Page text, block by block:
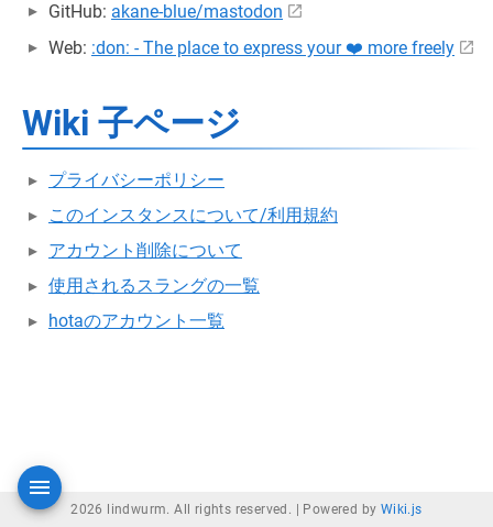
GitHub: akane-blue/mastodon
Web: :don: - The place to express your ❤️ more freely
Wiki 子ページ
プライバシーポリシー
このインスタンスについて/利用規約
アカウント削除について
使用されるスラングの一覧
hotaのアカウント一覧
2026 lindwurm. All rights reserved. | Powered by Wiki.js